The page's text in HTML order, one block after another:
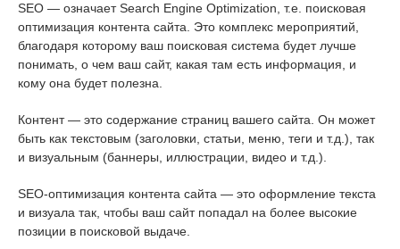
SEO — означает Search Engine Optimization, т.е. поисковая
оптимизация контента сайта. Это комплекс мероприятий,
благодаря которому ваш поисковая система будет лучше
понимать, о чем ваш сайт, какая там есть информация, и
кому она будет полезна.
Контент — это содержание страниц вашего сайта. Он может
быть как текстовым (заголовки, статьи, меню, теги и т.д.), так
и визуальным (баннеры, иллюстрации, видео и т.д.).
SEO-оптимизация контента сайта — это оформление текста
и визуала так, чтобы ваш сайт попадал на более высокие
позиции в поисковой выдаче.